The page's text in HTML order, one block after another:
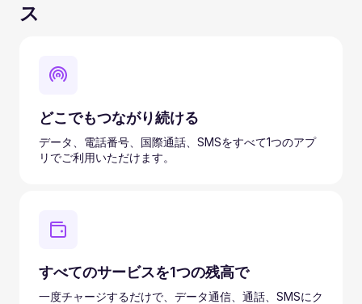
ス
どこでもつながり続ける
データ、電話番号、国際通話、SMSをすべて1つのアプ
リでご利用いただけます。
すべてのサービスを1つの残高で
一度チャージするだけで、データ通信、通話、SMSにク